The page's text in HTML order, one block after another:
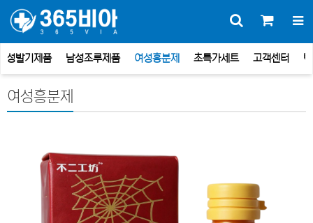
성발기제품 남성조루제품 여성흥분제 초특가세트 고객센터
여성흥분제